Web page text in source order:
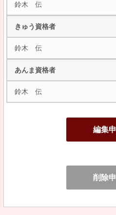
鈴木 伝
きゅう資格者
鈴木 伝
あんま資格者
鈴木 伝
編集
削除